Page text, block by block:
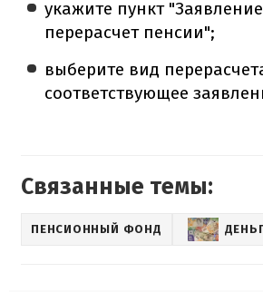
укажите пункт
перерасчет пенсии";
выберите вид
соответствующее
Связанные темы:
ПЕНСИОННЫЙ ФОНД